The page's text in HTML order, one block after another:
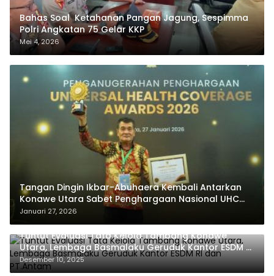
Bahas Soal Ketahanan Pangan Jagung, Sespimma
Polri Angkatan 75 Gelar KKP
Mei 4, 2026
Tangan Dingin Ikbar-Abuhaera Kembali Antarkan
Konawe Utara Sabet Penghargaan Nasional UHC
Award 2026
Januari 27, 2026
Tuntut Evaluasi Tata Kelola Tambang Konawe
Utara, Lembaga Basmalaku Geruduk Kantor ESDM RI
dan PT.Antam
Desember 10, 2025